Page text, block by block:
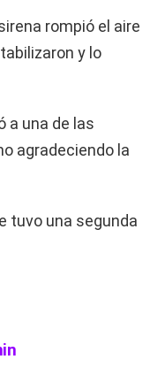
rompió el aire
y lo
a una de las
agradeciendo la
tuvo una segunda